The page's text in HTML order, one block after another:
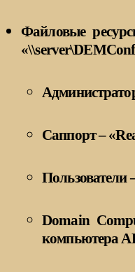
Файловые
Саппорт –
Пользователи
Domain
компьютера